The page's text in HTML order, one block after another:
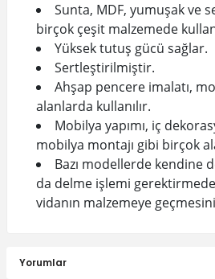
Sunta, MDF, yumuşak ve
birçok çeşit malzemede
Yüksek tutuş gücü sağlar.
Sertleştirilmiştir.
Ahşap pencere imalatı,
alanlarda kullanılır.
Mobilya yapımı, iç
mobilya montajı gibi birçok
Bazı modellerde kendine
da delme işlemi
vidanın malzemeye
Yorumlar